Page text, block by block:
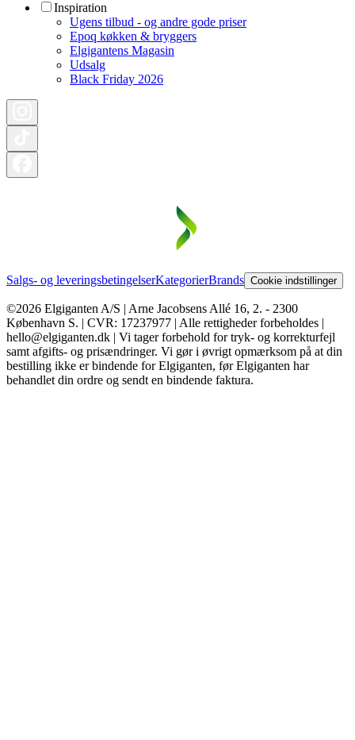
Inspiration
Ugens tilbud - og andre gode priser
Epoq køkken & bryggers
Elgigantens Magasin
Udsalg
Black Friday 2026
Salgs- og leveringsbetingelserKategorierBrands Cookie indstillinger
©2026 Elgiganten A/S | Arne Jacobsens Allé 16, 2. - 2300
København S. | CVR: 17237977 | Alle rettigheder forbeholdes |
hello@elgiganten.dk | Vi tager forbehold for tryk- og korrekturfejl
samt afgifts- og prisændringer. Vi gør i øvrigt opmærksom på at din
bestilling ikke er bindende for Elgiganten, før Elgiganten har
behandlet din ordre og sendt en bindende faktura.